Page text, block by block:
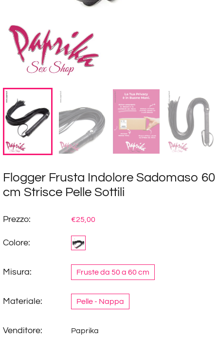
Flogger Frusta Indolore Sadomaso 60
cm Strisce Pelle Sottili
Prezzo: €25,00
Colore:
Misura: Fruste da 50 a 60 cm
Materiale: Pelle - Nappa
Venditore: Paprika